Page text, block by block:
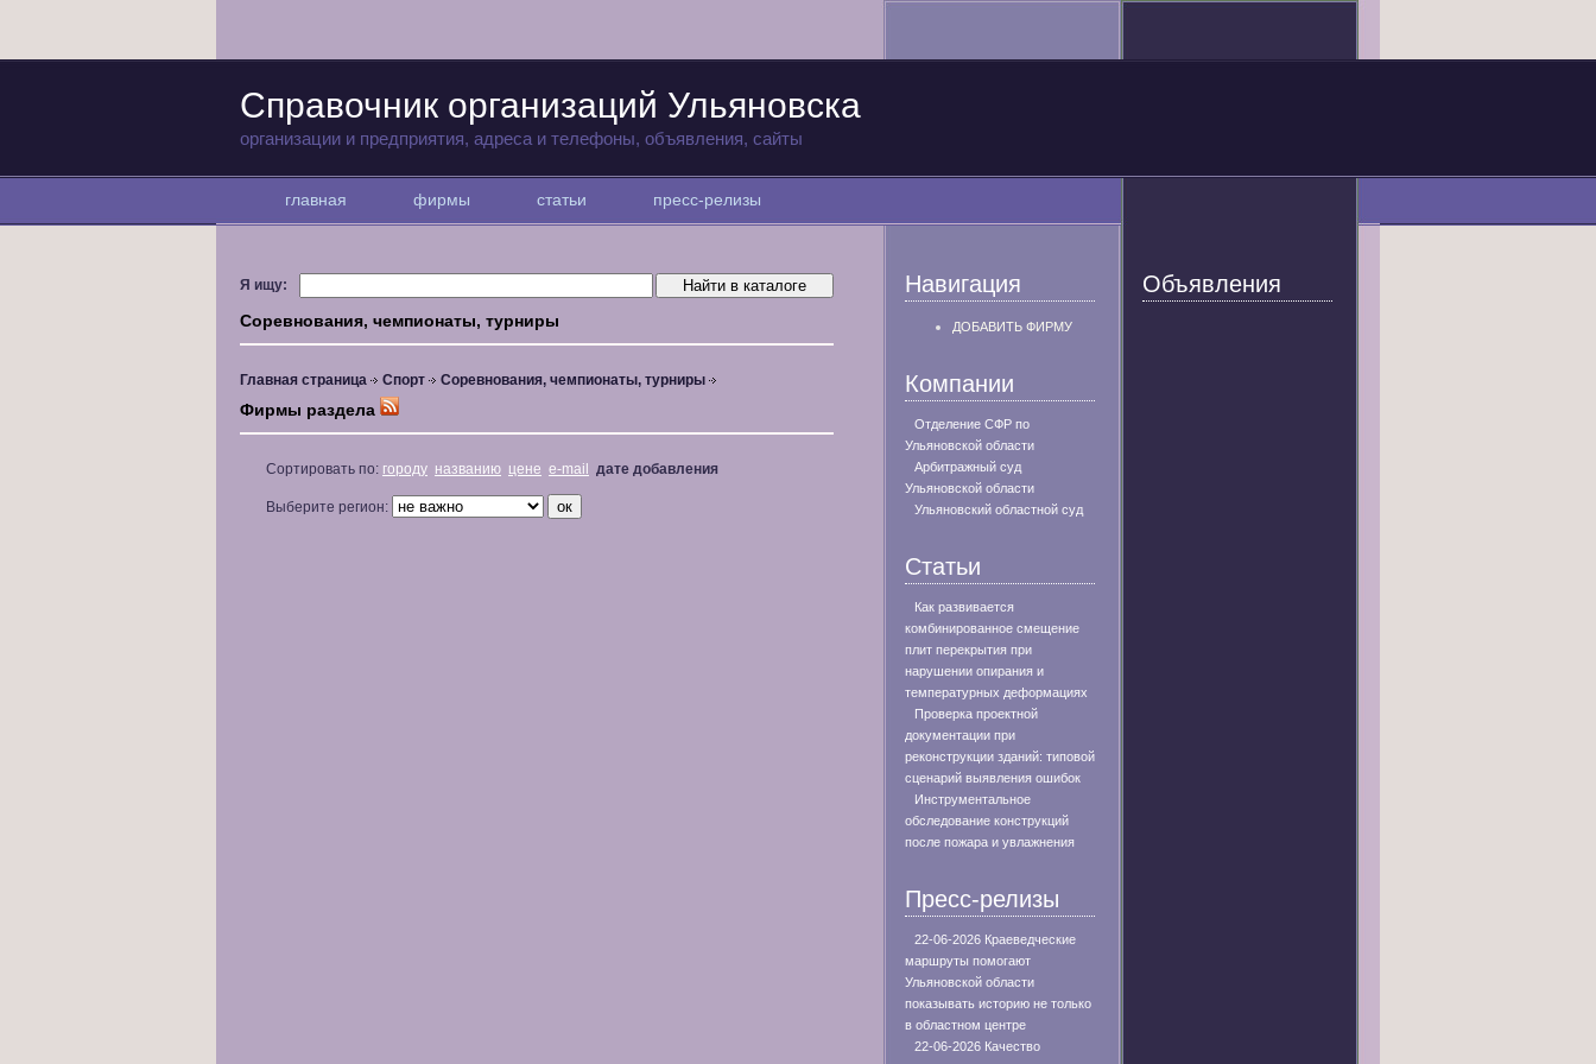
Справочник организаций Ульяновска
организации и предприятия, адреса и телефоны, объявления, сайты
главная фирмы статьи пресс-релизы
Я ищу:
Соревнования, чемпионаты, турниры
Главная страница Спорт Соревнования, чемпионаты, турниры
Фирмы раздела
Сортировать по: городу названию цене e-mail дате добавления
Выберите регион:
Навигация
ДОБАВИТЬ ФИРМУ
Компании
Отделение СФР по
Ульяновской области
Арбитражный суд
Ульяновской области
Ульяновский областной суд
Статьи
Как развивается
комбинированное смещение
плит перекрытия при
нарушении опирания и
температурных деформациях
Проверка проектной
документации при
реконструкции зданий: типовой
сценарий выявления ошибок
Инструментальное
обследование конструкций
после пожара и увлажнения
Пресс-релизы
22-06-2026 Краеведческие
маршруты помогают
Ульяновской области
показывать историю не только
в областном центре
22-06-2026 Качество
Объявления